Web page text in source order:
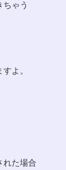
ゃう
よ。
れた場合